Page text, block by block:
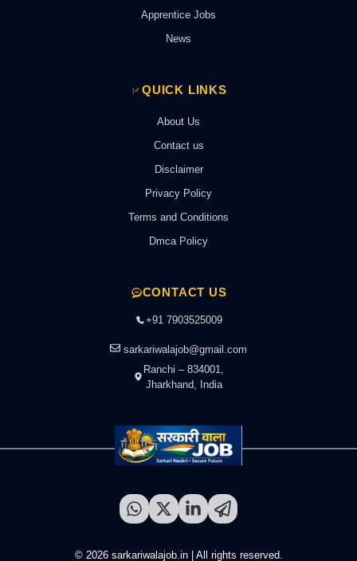
Apprentice Jobs
News
QUICK LINKS
About Us
Contact us
Disclaimer
Privacy Policy
Terms and Conditions
Dmca Policy
CONTACT US
+91 7903525009
sarkariwalajob@gmail.com
Ranchi – 834001,
Jharkhand, India
© 2026 sarkariwalajob.in | All rights reserved.